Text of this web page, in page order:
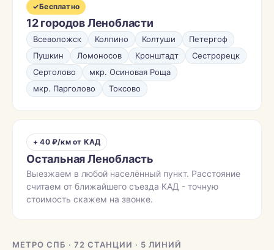
✓Бесплатно
12 городов Ленобласти
Всеволожск Колпино Колтуши
Петергоф
Пушкин
Ломоносов Кронштадт
Сестрорецк
Сертолово
мкр. Осиновая Роща
мкр. Парголово
Токсово
+ 40 ₽/км от КАД
Остальная Ленобласть
Выезжаем в любой населённый пункт. Расстояние
считаем от ближайшего съезда КАД - точную
стоимость скажем на звонке.
МЕТРО СПБ · 72 СТАНЦИИ · 5 ЛИНИЙ